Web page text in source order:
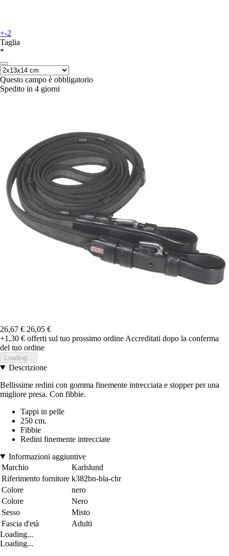
+-2
Taglia
*
Questo campo è obbligatorio
Spedito in 4 giorni
26,67 € 26,05 €
+1,30 € offerti sul tuo prossimo ordine Accreditati dopo la conferma
del tuo ordine
Loading...
Descrizione
Bellissime redini con gomma finemente intrecciata e stopper per una
migliore presa. Con fibbie.
Tappi in pelle
250 cm.
Fibbie
Redini finemente intrecciate
Informazioni aggiuntive
Marchio
Karlslund
Riferimento fornitore k382bn-bla-chr
Colore
nero
Colore
Nero
Sesso
Misto
Fascia d'età
Adulti
Loading...
Loading...